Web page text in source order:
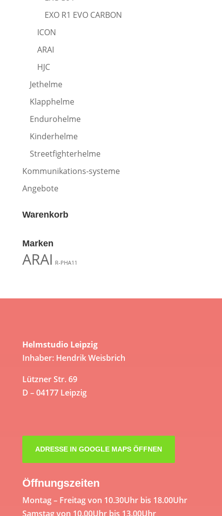
EXO R1 EVO CARBON
ICON
ARAI
HJC
Jethelme
Klapphelme
Endurohelme
Kinderhelme
Streetfighterhelme
Kommunikations-systeme
Angebote
Warenkorb
Marken
ARAI R-PHA11
Helmstudio Leipzig
Inhaber: Hendrik Weisbrich
Lützner Str. 69
D – 04177 Leipzig
ADRESSE IN GOOGLE MAPS ÖFFNEN
Öffnungszeiten
Montag – Freitag von 10.30Uhr bis 18.00Uhr
Samstag von 10.00Uhr bis 13.00Uhr